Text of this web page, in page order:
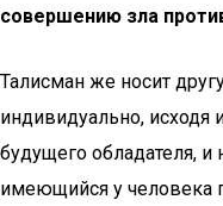
совершению зла
Талисман же носит
индивидуально, исходя
будущего обладателя, и
имеющийся у человека